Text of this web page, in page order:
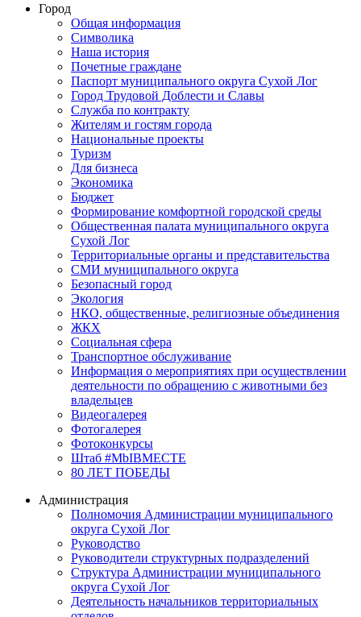
Город
Общая информация
Символика
Наша история
Почетные граждане
Паспорт муниципального округа Сухой Лог
Город Трудовой Доблести и Славы
Служба по контракту
Жителям и гостям города
Национальные проекты
Туризм
Для бизнеса
Экономика
Бюджет
Формирование комфортной городской среды
Общественная палата муниципального округа
Сухой Лог
Территориальные органы и представительства
СМИ муниципального округа
Безопасный город
Экология
НКО, общественные, религиозные объединения
ЖКХ
Социальная сфера
Транспортное обслуживание
Информация о мероприятиях при осуществлении
деятельности по обращению с животными без
владельцев
Видеогалерея
Фотогалерея
Фотоконкурсы
Штаб #MbIBMECTE
80 ЛЕТ ПОБЕДЫ
Администрация
Полномочия Администрации муниципального
округа Сухой Лог
Руководство
Руководители структурных подразделений
Структура Администрации муниципального
округа Сухой Лог
Деятельность начальников территориальных